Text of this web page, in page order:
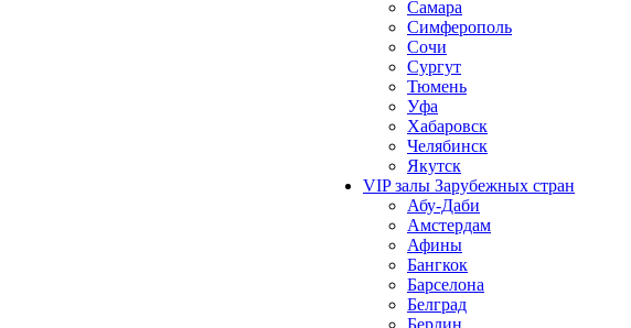
Самара
Симферополь
Сочи
Сургут
Тюмень
Уфа
Хабаровск
Челябинск
Якутск
VIP залы Зарубежных стран
Абу-Даби
Амстердам
Афины
Бангкок
Барселона
Белград
Берлин